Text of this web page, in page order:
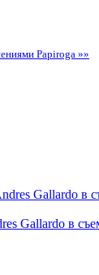
Papiroga »»
Gallardo в